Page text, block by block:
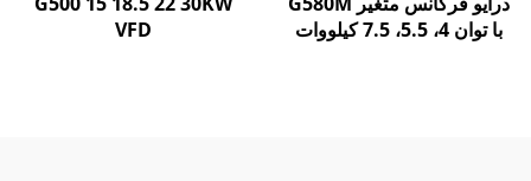
با توان 4، 5.5، 7.5 کیلووات
VFD